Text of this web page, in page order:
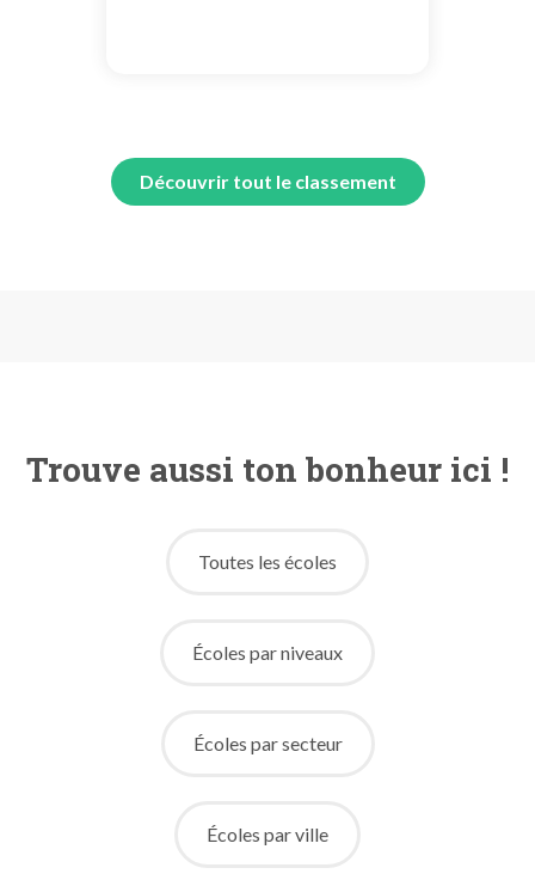
Découvrir tout le classement
Trouve aussi ton bonheur ici !
Toutes les écoles
Écoles par niveaux
Écoles par secteur
Écoles par ville